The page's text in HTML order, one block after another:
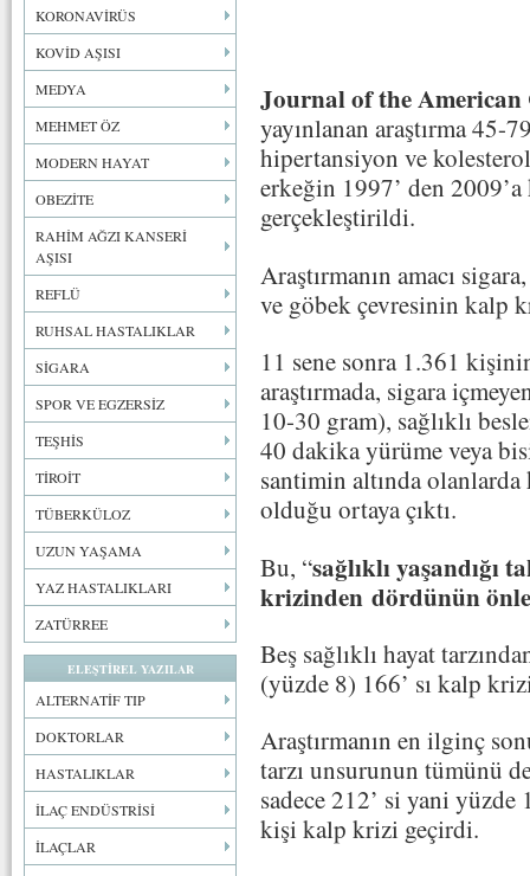
KORONAVİRÜS
KOVİD AŞISI
MEDYA
MEHMET ÖZ
MODERN HAYAT
OBEZİTE
RAHİM AĞZI KANSERİ
AŞISI
REFLÜ
RUHSAL HASTALIKLAR
SİGARA
SPOR VE EGZERSİZ
TEŞHİS
TİROİT
TÜBERKÜLOZ
UZUN YAŞAMA
YAZ HASTALIKLARI
ZATÜRREE
ELEŞTİREL YAZILAR
ALTERNATİF TIP
DOKTORLAR
HASTALIKLAR
İLAÇ ENDÜSTRİSİ
İLAÇLAR
Journal of the American
yayınlanan araştırma 45-
hipertansiyon ve
erkeğin 1997’ den
gerçekleştirildi.
Araştırmanın amacı
ve göbek çevresinin kalp
11 sene sonra 1.361
araştırmada, sigara
10-30 gram), sağlıklı
40 dakika yürüme veya
santimin altında
olduğu ortaya çıktı.
Bu, “sağlıklı yaşandığı
krizinden dördünün
Beş sağlıklı hayat
(yüzde 8) 166’ sı kalp
Araştırmanın en ilginç
tarzı unsurunun tümünü
sadece 212’ si yani yüzde
kişi kalp krizi geçirdi.